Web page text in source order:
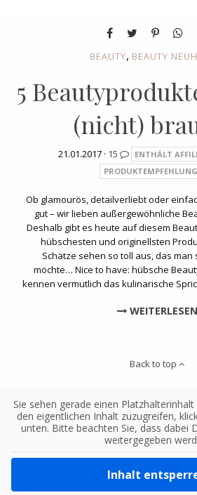
BEAUTY, BEAUTY
5
(nicht)
21.01.2017 · 15
ENTHÄLT
PRODUKTEMPFEHLUNG
Ob glamourös, detailverliebt oder
gut – wir lieben außergewöhnliche
Deshalb gibt es heute auf diesem
hübschesten und originellsten
Schätze sehen so toll aus, das
möchte… Nice to have: hübsche
kennen vermutlich das kulinarische
WEITERLESEN
Back to top
Sie sehen gerade einen Platzhalterinhalt
den eigentlichen Inhalt zuzugreifen,
unten. Bitte beachten Sie, dass dabei
weitergegeben
Inhalt